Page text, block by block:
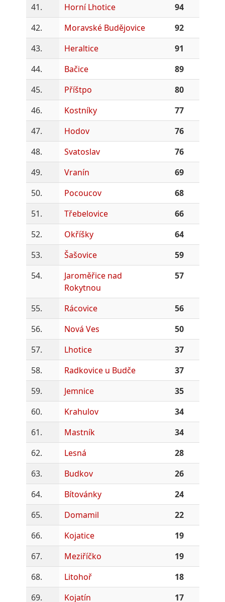
41.
Horní Lhotice
94
42.
Moravské Budějovice
92
43.
Heraltice
91
44.
Bačice
89
45.
Příštpo
80
46.
Kostníky
77
47.
Hodov
76
48.
Svatoslav
76
49.
Vranín
69
50.
Pocoucov
68
51.
Třebelovice
66
52.
Okříšky
64
53.
Šašovice
59
54.
Jaroměřice nad
Rokytnou
57
55. Rácovice
56
56.
Nová Ves
50
57.
Lhotice
37
58.
Radkovice u Budče
37
59.
Jemnice
35
60.
Krahulov
34
61.
Mastník
34
62.
Lesná
28
63.
Budkov
26
64.
Bítovánky
24
65.
Domamil
22
66.
Kojatice
19
67.
Meziříčko
19
68.
Litohoř
18
69.
Kojatín 17